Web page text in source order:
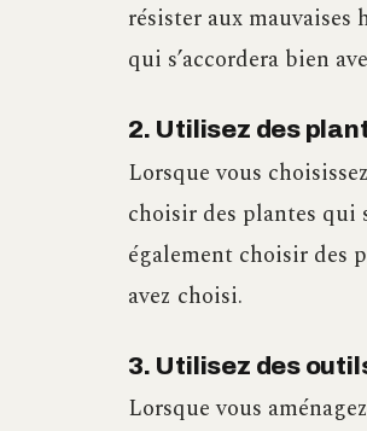
résister aux
qui s’accordera bien
2. Utilisez des
Lorsque vous
choisir des plantes qui
également choisir des
avez choisi.
3. Utilisez des
Lorsque vous